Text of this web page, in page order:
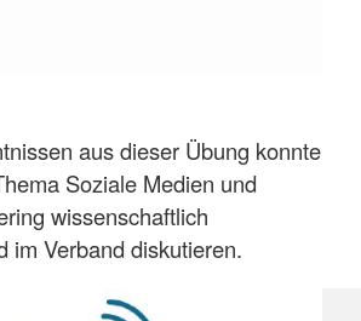
aus dieser Übung konnte
Soziale Medien und
wissenschaftlich
im Verband diskutieren.